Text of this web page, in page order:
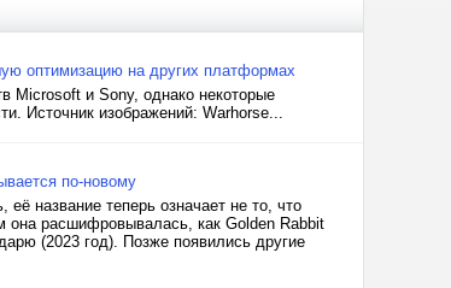
оптимизацию на других платформах
Microsoft и Sony, однако некоторые
Источник изображений: Warhorse...
по-новому
название теперь означает не то, что
расшифровывалась, как Golden Rabbit
(2023 год). Позже появились другие